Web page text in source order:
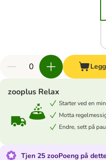
zooplus Relax
Starter ved en
Motta
Endre, sett på
Tjen 25 zooPoeng på